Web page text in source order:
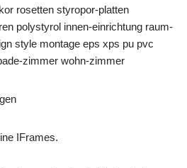
rosetten styropor-platten
polystyrol innen-einrichtung raum-
style montage eps xps pu pvc
zimmer wohn-zimmer
IFrames.